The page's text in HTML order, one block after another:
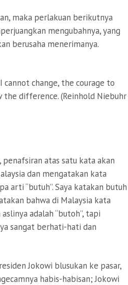
maka perlakuan berikutnya
mengubahnya, yang
berusaha menerimanya.
change, the courage to
the difference. (Reinhold Niebuhr
atas satu kata akan
dan mengatakan kata
arti “butuh”. Saya katakan butuh
bahwa di Malaysia kata
adalah “butoh”, tapi
sangat berhati-hati dan
Jokowi blusukan ke pasar,
habis-habisan; Jokowi